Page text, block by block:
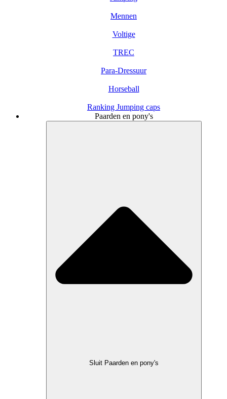
Mennen
Voltige
TREC
Para-Dressuur
Horseball
Ranking Jumping caps
Paarden en pony's
Sluit Paarden en pony's